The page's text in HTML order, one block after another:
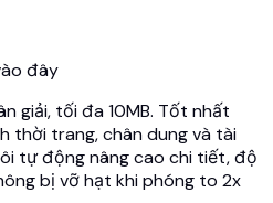
đây
giải, tối đa 10MB. Tốt nhất
thời trang, chân dung và tài
tự động nâng cao chi tiết, độ
bị vỡ hạt khi phóng to 2x